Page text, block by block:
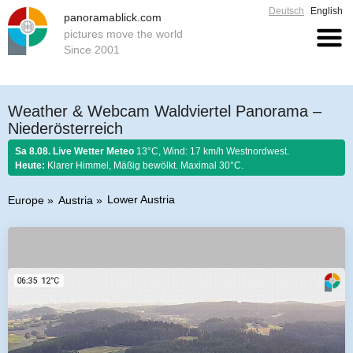
panoramablick.com
pictures move the world
Since 2001
Deutsch English
Weather & Webcam Waldviertel Panorama –
Niederösterreich
Sa 8.08. Live Wetter Meteo 13°C, Wind: 17 km/h Westnordwest.
Heute: Klarer Himmel, Mäßig bewölkt. Maximal 30°C.
Europe Austria Lower Austria